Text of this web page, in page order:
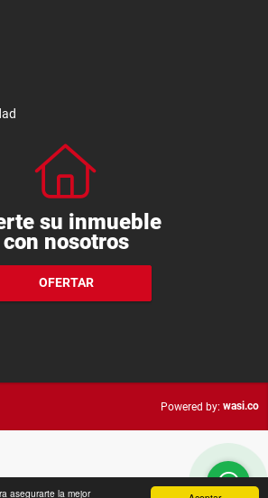
asegurarte la mejor
su inmueble
con nosotros
OFERTAR
Powered by: wasi.co